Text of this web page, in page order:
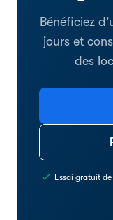
Bénéficiez
jours et
des
Essai gratuit de